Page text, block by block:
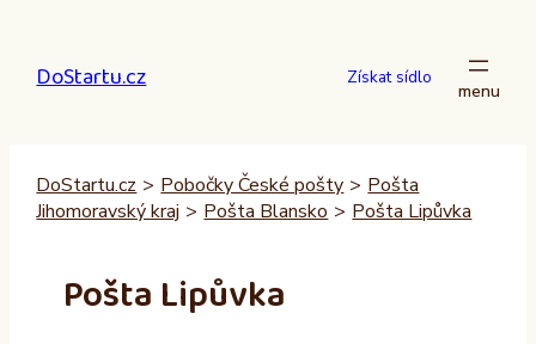
obsah
DoStartu.cz Získat sídlo
DoStartu.cz > Pobočky České pošty > Pošta
Jihomoravský kraj > Pošta Blansko > Pošta Lipůvka
Pošta Lipůvka